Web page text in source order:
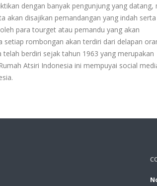
dengan banyak pengunjung yang datang,
akan disajikan pemandangan yang indah
para tourget atau pemandu yang akan
rombongan akan terdiri dari delapan
berdiri sejak tahun 1963 yang merupakan
Atsiri Indonesia ini mempuyai social